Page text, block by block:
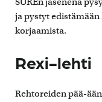
ja pystyt
korjaamista.
Rexi-lehti
Rehtoreiden pää-